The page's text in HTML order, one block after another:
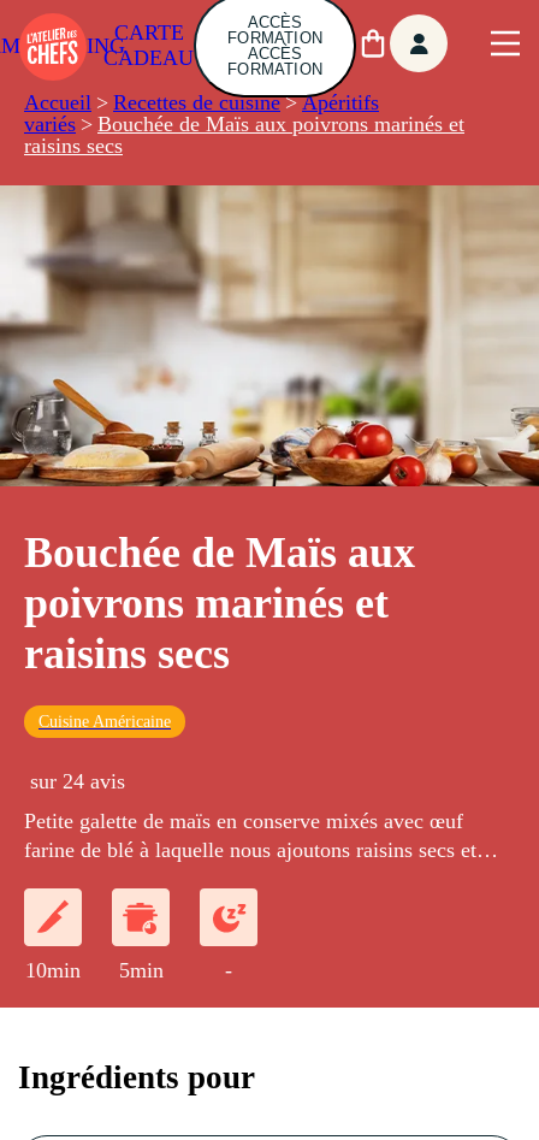
CARTE
CADEAU
ACCÈS
FORMATION
ACCÈS
FORMATION
Accueil > Recettes de cuisine > Apéritifs
variés > Bouchée de Maïs aux poivrons marinés et
raisins secs
Bouchée de Maïs aux
poivrons marinés et
raisins secs
Cuisine Américaine
sur 24 avis
Petite galette de maïs en conserve mixés avec œuf
farine de blé à laquelle nous ajoutons raisins secs et
10min 5min -
Ingrédients pour